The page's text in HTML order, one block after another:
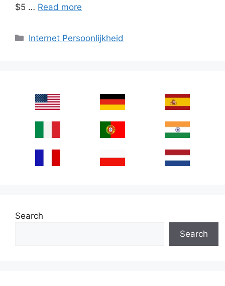
$5 … Read more
Categories
Internet Persoonlijkheid
Search
Search